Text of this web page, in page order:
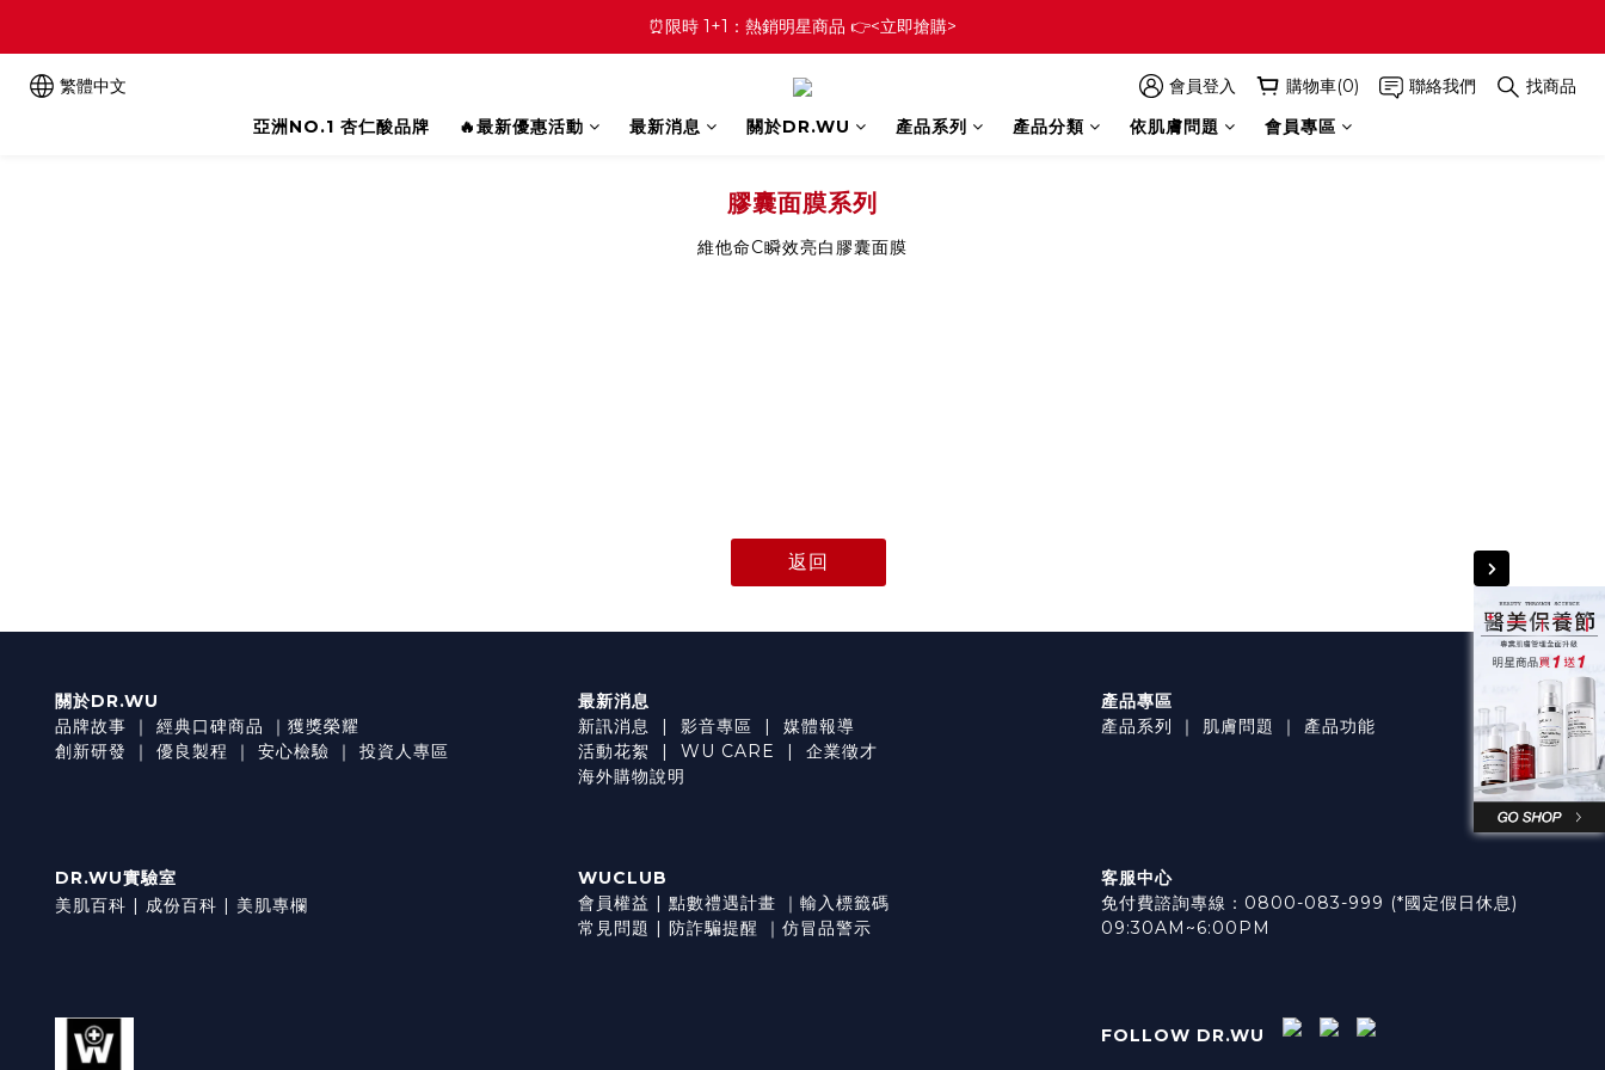
⏰限時 1+1：熱銷明星商品 👉<立即搶購>
繁體中文 會員登入 購物車(0) 聯絡我們
找商品
亞洲NO.1 杏仁酸品牌
🔥最新優惠活動 最新消息 關於DR.WU 產品系列 產品分類 依肌膚問題 會員專區
膠囊面膜系列
維他命C瞬效亮白膠囊面膜
返回
關於DR.WU
品牌故事 ｜ 經典口碑商品 ｜ 獲獎榮耀
創新研發
｜ 優良製程 ｜ 安心檢驗 ｜ 投資人專區
最新消息
新訊消息
| 影音專區 | 媒體報導
活動花絮
| WU CARE | 企業徵才
海外購物說明
產品專區
產品系列
｜ 肌膚問題 ｜ 產品功能
DR.WU實驗室
美肌百科 | 成份百科 | 美肌專欄
WUCLUB
會員權益 | 點數禮遇計畫 ｜ 輸入標籤碼
常見問題 | 防詐騙提醒 ｜ 仿冒品警示
客服中心
免付費諮詢專線：0800-083-999 (*國定假日休息)
09:30AM~6:00PM
FOLLOW DR.WU